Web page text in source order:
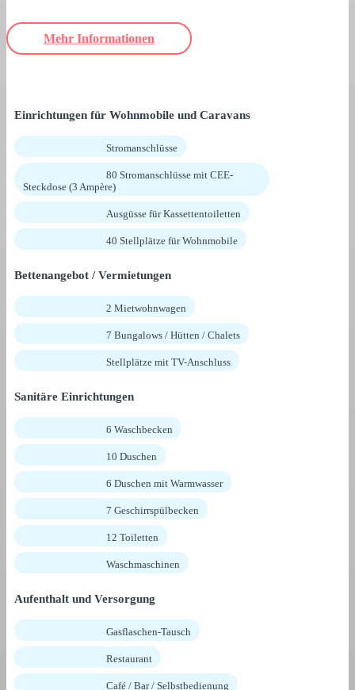
Mehr Informationen
Einrichtungen für Wohnmobile und Caravans
Stromanschlüsse
80 Stromanschlüsse mit CEE-
Steckdose (3 Ampère)
Ausgüsse für Kassettentoiletten
40 Stellplätze für Wohnmobile
Bettenangebot / Vermietungen
2 Mietwohnwagen
7 Bungalows / Hütten / Chalets
Stellplätze mit TV-Anschluss
Sanitäre Einrichtungen
6 Waschbecken
10 Duschen
6 Duschen mit Warmwasser
7 Geschirrspülbecken
12 Toiletten
Waschmaschinen
Aufenthalt und Versorgung
Gasflaschen-Tausch
Restaurant
Café / Bar / Selbstbedienung